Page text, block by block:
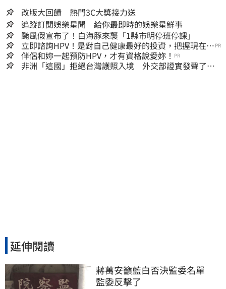
改版大回饋 熱門3C大獎接力送
追蹤訂閱娛樂星聞 給你最即時的娛樂星鮮事
颱風假宣布了！白海豚來襲「1縣市明停班停課」
立即諮詢HPV！是對自己健康最好的投資，把握現在不
嫌晚！
PR
伴侶和妳一起預防HPV，才有資格說愛妳！ PR
非洲「這國」拒絕台灣護照入境 外交部證實發聲了：
延伸閱讀
蔣萬安籲藍白否決監委名單
監委反擊了